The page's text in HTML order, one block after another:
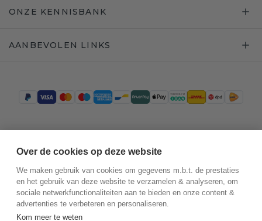
ONZE KENNISBANK
AANBEVOLEN LINKS
Over de cookies op deze website
We maken gebruik van cookies om gegevens m.b.t. de prestaties
en het gebruik van deze website te verzamelen & analyseren, om
sociale netwerkfunctionaliteiten aan te bieden en onze content &
advertenties te verbeteren en personaliseren.
Kom meer te weten